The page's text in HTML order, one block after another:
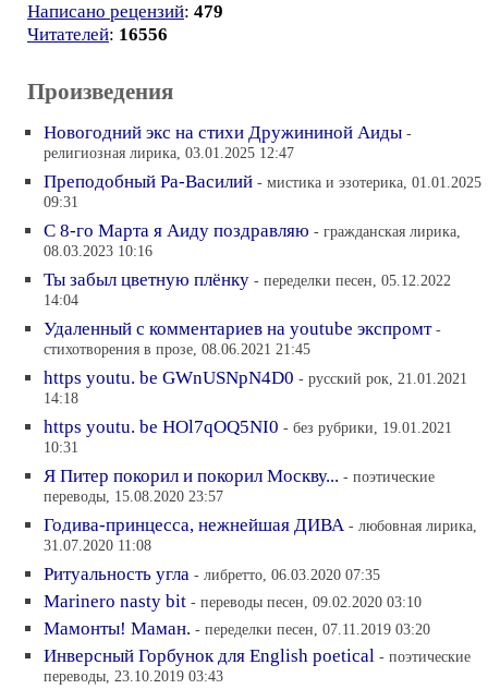
Написано рецензий: 479
Читателей: 16556
Произведения
Новогодний экс на стихи Дружининой Аиды -
религиозная лирика, 03.01.2025 12:47
Преподобный Ра-Василий - мистика и эзотерика, 01.01.2025
09:31
С 8-го Марта я Аиду поздравляю - гражданская лирика,
08.03.2023 10:16
Ты забыл цветную плёнку - переделки песен, 05.12.2022
14:04
Удаленный с комментариев на youtube экспромт -
cтихотворения в прозе, 08.06.2021 21:45
https youtu. be GWnUSNpN4D0 - русский рок, 21.01.2021
14:18
https youtu. be HOl7qOQ5NI0 - без рубрики, 19.01.2021
10:31
Я Питер покорил и покорил Москву... - поэтические
переводы, 15.08.2020 23:57
Годива-принцесса, нежнейшая ДИВА - любовная лирика,
31.07.2020 11:08
Ритуальность угла - либретто, 06.03.2020 07:35
Marinero nasty bit - переводы песен, 09.02.2020 03:10
Мамонты! Маман. - переделки песен, 07.11.2019 03:20
Инверсный Горбунок для English poetical - поэтические
переводы, 23.10.2019 03:43